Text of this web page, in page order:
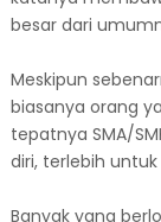
besar dari
Meskipun
biasanya orang
tepatnya SMA/
diri, terlebih untuk
Banyak yang